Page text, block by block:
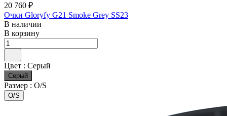
20 760 ₽
Очки Gloryfy G21 Smoke Grey SS23
В наличии
В корзину
Цвет : Серый
Серый
Размер : O/S
O/S